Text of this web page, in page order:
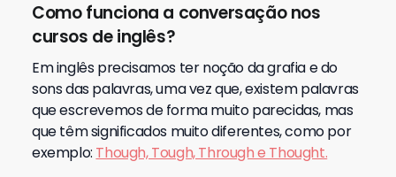
Como funciona a conversação nos
cursos de inglês?
Em inglês precisamos ter noção da grafia e do
sons das palavras, uma vez que, existem palavras
que escrevemos de forma muito parecidas, mas
que têm significados muito diferentes, como por
exemplo: Though, Tough, Through e Thought.